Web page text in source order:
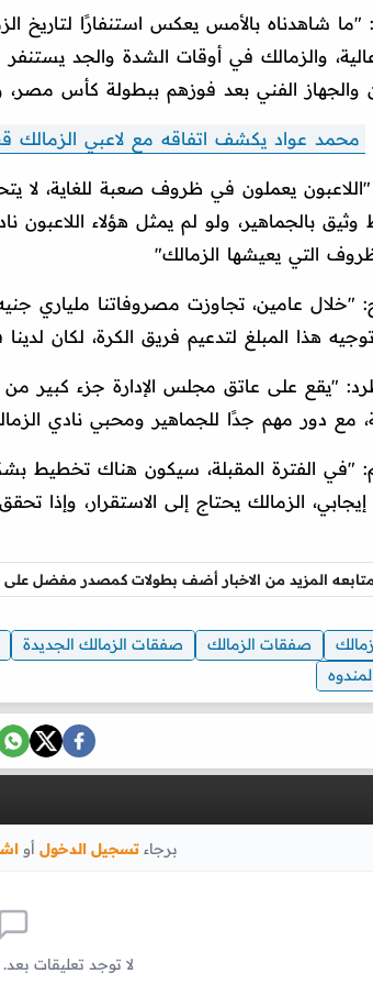
"ما شاهدناه بالأمس يعكس استنفارًا لتاريخ
والزمالك في أوقات الشدة والجد
والجهاز الفني بعد فوزهم ببطولة كأس
محمد عواد يكشف اتفاقه مع لاعبي الزمالك
"اللاعبون يعملون في ظروف صعبة للغاية، لا
وثيق بالجماهير، ولو لم يمثل هؤلاء اللاعبون
التي يعيشها الزمالك"
هذا المبلغ لتدعيم فريق الكرة، لكان
"يقع على عاتق مجلس الإدارة جزء كبير
مع دور مهم جدًا للجماهير ومحبي نادي
"في الفترة المقبلة، سيكون هناك تخطيط
الزمالك يحتاج إلى الاستقرار، وإذا
المزيد من الاخبار أضف بطولات كمصدر مفضل
صفقات الزمالك صفقات الزمالك الجديدة
برجاء تسجيل الدخول أو
لا توجد تعليقات